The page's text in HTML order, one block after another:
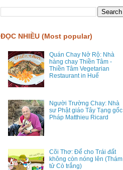
ĐỌC NHIỀU (Most popular)
Quán Chay Nở Rộ: Nhà
hàng chay Thiền Tâm -
Thiền Tâm Vegetarian
Restaurant in Huế
Người Trường Chay: Nhà
sư Phật giáo Tây Tạng gốc
Pháp Matthieu Ricard
Cõi Thơ: Để cho Trái đất
không còn nóng lên (Thám
tử Cò trắng)